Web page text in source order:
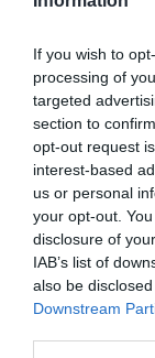
If you wish to
processing of
targeted
section to
opt-out request
interest-based
us or personal
your opt-out.
disclosure of
IAB’s list of
also be
Downstream